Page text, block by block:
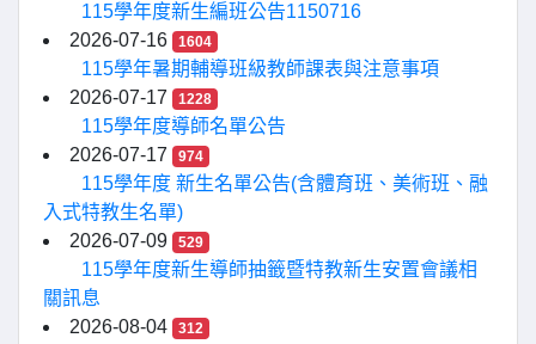
115學年度新生編班公告1150716
2026-07-16
1604
115學年暑期輔導班級教師課表與注意事項
2026-07-17
1228
115學年度導師名單公告
2026-07-17
974
115學年度 新生名單公告(含體育班、美術班、融
入式特教生名單)
2026-07-09
529
115學年度新生導師抽籤暨特教新生安置會議相
關訊息
2026-08-04
312